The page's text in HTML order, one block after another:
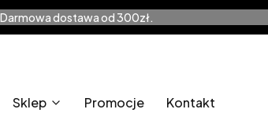
Darmowa dostawa od 300zł.
Sklep Promocje Kontakt